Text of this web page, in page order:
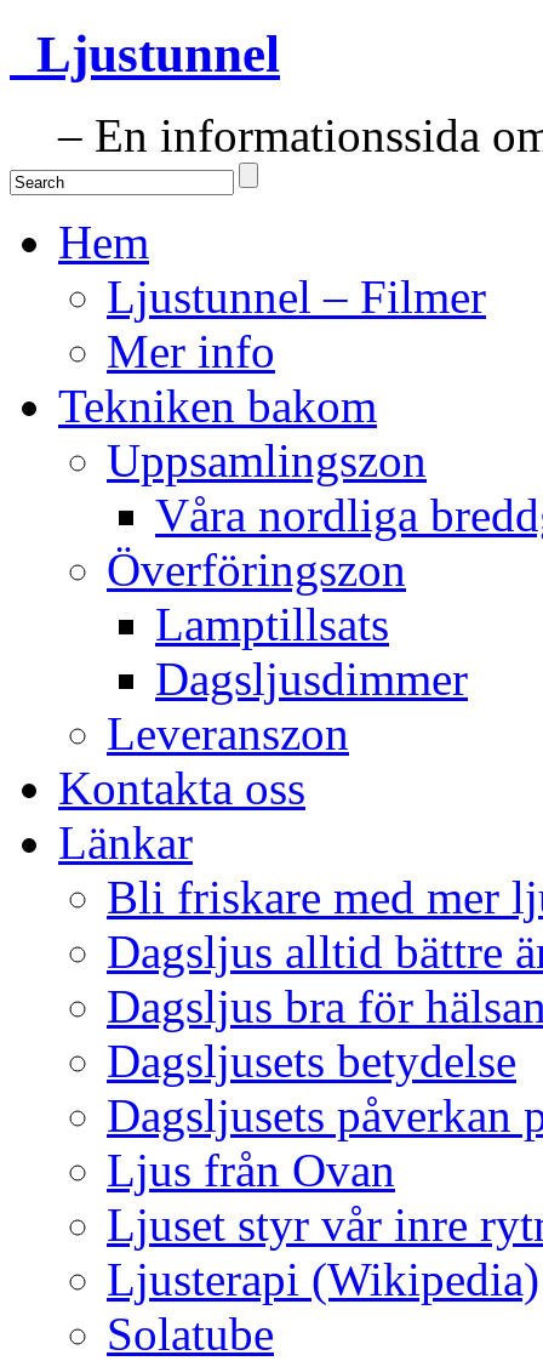
Ljustunnel
– En informationssida
Hem
Ljustunnel – Filmer
Mer info
Tekniken bakom
Uppsamlingszon
Våra nordliga
Överföringszon
Lamptillsats
Dagsljusdimmer
Leveranszon
Kontakta oss
Länkar
Bli friskare med mer
Dagsljus alltid bättre
Dagsljus bra för
Dagsljusets betydelse
Dagsljusets påverkan
Ljus från Ovan
Ljuset styr vår inre
Ljusterapi (Wikipedia)
Solatube